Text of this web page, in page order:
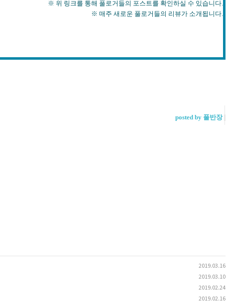
※ 위 링크를 통해 풀로거들의 포스트를 확인하실 수 있습니다.
※ 매주 새로운 풀로거들의 리뷰가 소개됩니다.
posted by 풀반장
2019.03.16
2019.03.10
2019.02.24
2019.02.16